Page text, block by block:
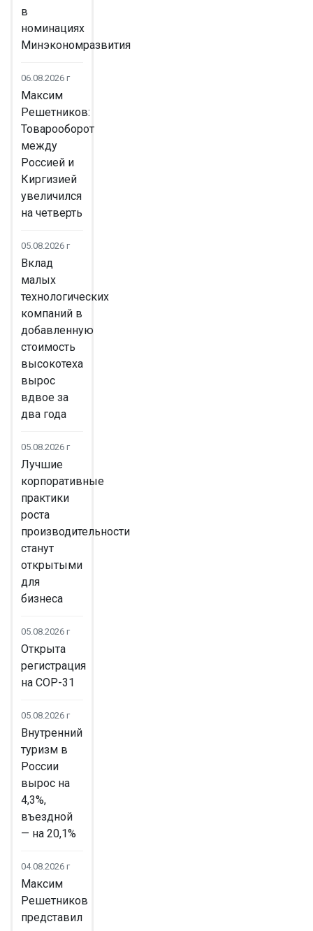
в
номинациях
Минэкономразвития
06.08.2026 г
Максим
Решетников:
Товарооборот
между
Россией и
Киргизией
увеличился
на четверть
05.08.2026 г
Вклад
малых
технологических
компаний в
добавленную
стоимость
высокотеха
вырос
вдвое за
два года
05.08.2026 г
Лучшие
корпоративные
практики
роста
производительности
станут
открытыми
для
бизнеса
05.08.2026 г
Открыта
регистрация
на COP-31
05.08.2026 г
Внутренний
туризм в
России
вырос на
4,3%,
въездной
— на 20,1%
04.08.2026 г
Максим
Решетников
представил